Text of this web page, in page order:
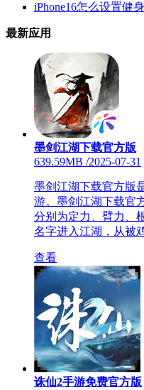
iPhone16怎么设置健
最新应用
墨剑江湖下载官方版
639.59MB /2025-07-31
墨剑江湖下载官方版
游。墨剑江湖下载官
分别为定力、臂力、
名字进入江湖，从被
查看
诛仙2手游免费官方版